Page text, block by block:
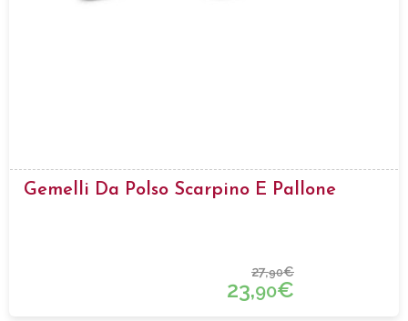
Gemelli Da Polso Scarpino E Pallone
27,90€
23,90€